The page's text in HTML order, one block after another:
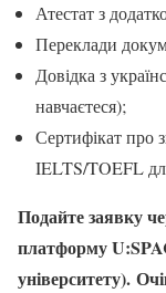
Атестат з
Переклади
Довідка з
навчаєтеся);
Сертифікат про
IELTS/TOEFL
Подайте заявку
платформу
університету).